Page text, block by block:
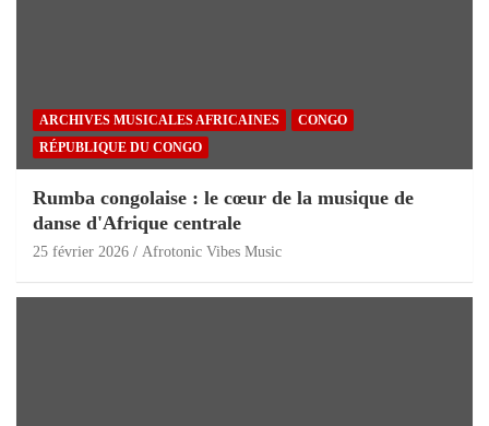
ARCHIVES MUSICALES AFRICAINES
CONGO
RÉPUBLIQUE DU CONGO
Rumba congolaise : le cœur de la musique de
danse d'Afrique centrale
25 février 2026 Afrotonic Vibes Music